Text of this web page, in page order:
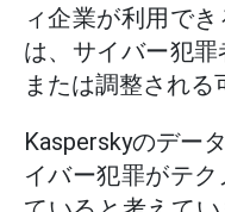
ィ企業が利用で
は、サイバー犯
または調整される
Kasperskyのデー
イバー犯罪がテ